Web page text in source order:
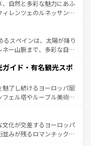
自然と多彩な魅力にあふ
ィレンツェのルネッサンス
景やアマルフィ海岸の絶
観光の合間には、本場の
ア料理を堪能することも
れない旅をしてみよう！
るスペインは、太陽が降り
ー山脈まで、多彩な自然
なフラメンコ、熱気あふ
が生活の一部となってい
雰囲気や、バルセロナの
は古代ローマ遺跡や中世
異なるスペインはその個
る人を魅了する。 なお、新着のスペイン情報は コ
。
イド・有名観光スポ
了し続けるヨーロッパ屈
ェル塔やルーブル美術館
華麗な宮殿、歴史的な大
な自然が、訪れる者を心
美食の国としても知ら
文化が交差するヨーロッパ
みが残るロマンチック街